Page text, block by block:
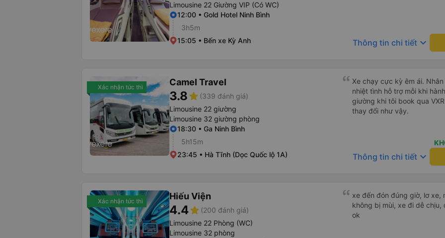
Limousine 22 Giường VIP (Có WC)
12:00 • Gold Hotel Ninh Bình
3h5m
15:05 • Bến xe Kỳ Anh
Thông tin chi tiết keyboard_arrow_down
Xác nhận tức thì Camel Travel
3.8star (339 đánh giá)
Limousine 22 giường
Limousine 32 giường phòng
18:30 • Ga Ninh Bình
5h15m
23:45 • Hà Tĩnh (Dọc Quốc lộ 1A)
Xe chạy cực kỳ êm ái.
nhiệt tình hỗ trợ mỗi khi
giường khi tôi book qua
thay đổi như vậy.
Thông tin chi tiết keyboard_arrow_down
Xác nhận tức thì Hiếu Viện
4.4star (200 đánh giá)
Limousine 22 Phòng (WC)
Limousine 32 phòng
xe đến đón đúng giờ, lơ xe,
không bị mùi, xe đi dễ chịu,
ok